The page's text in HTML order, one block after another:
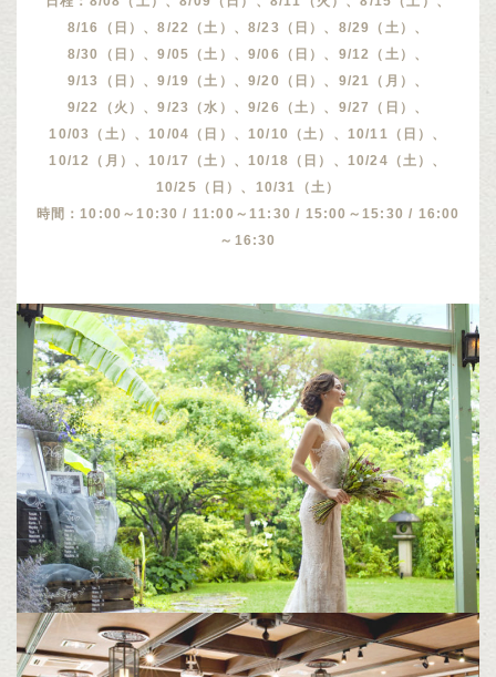
8/16（日）、8/22（土）、8/23（日）、8/29（土）、
8/30（日）、9/05（土）、9/06（日）、9/12（土）、
9/13（日）、9/19（土）、9/20（日）、9/21（月）、
9/22（火）、9/23（水）、9/26（土）、9/27（日）、
10/03（土）、10/04（日）、10/10（土）、10/11（日）、
10/12（月）、10/17（土）、10/18（日）、10/24（土）、
10/25（日）、10/31（土）
時間：10:00～10:30 / 11:00～11:30 / 15:00～15:30 / 16:00
～16:30